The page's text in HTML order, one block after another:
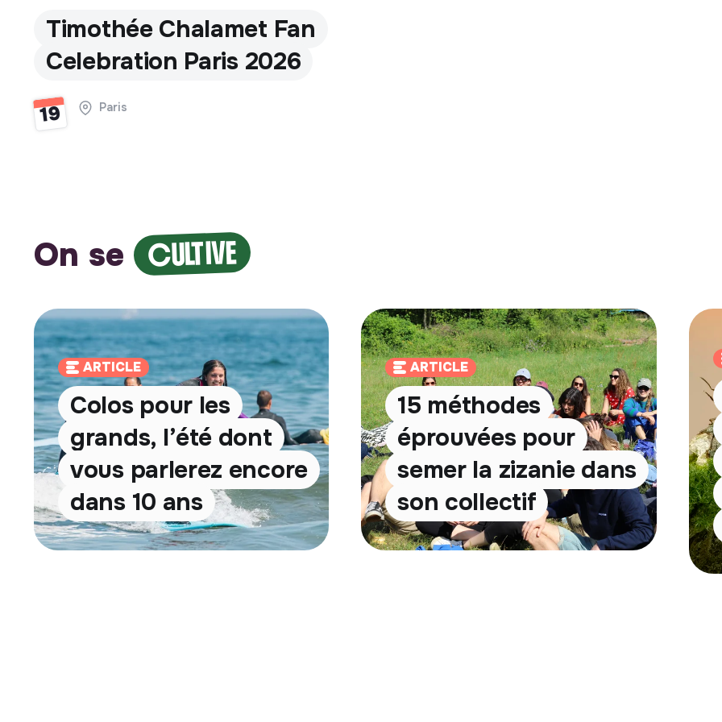
Timothée Chalamet Fan
Celebration Paris 2026
19 Paris
On se CULTIVE
ARTICLE
Colos pour les
grands, l’été dont
vous parlerez encore
dans 10 ans
ARTICLE
15 méthodes
éprouvées pour
semer la zizanie dans
son collectif